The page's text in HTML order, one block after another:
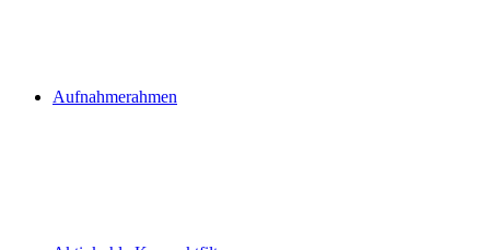
Aufnahmerahmen